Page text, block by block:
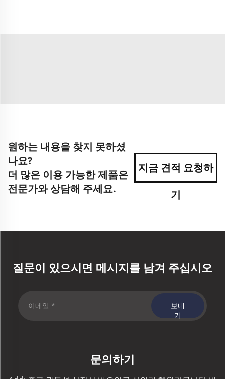
원하는 내용을 찾지 못하셨
나요?
더 많은 이용 가능한 제품은
전문가와 상담해 주세요.
지금 견적 요청하
기
질문이 있으시면 메시지를 남겨 주십시오
보내
기
문의하기